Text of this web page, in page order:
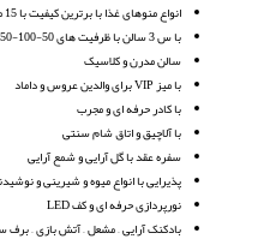
انواع منوهای غذا با برترین کیفیت با 15 منو
با س 3 سالن با ظرفیت های 50-100-150 میهمان
سالن مدرن و کلاسیک
با میز VIP برای والدین عروس و داماد
با کادر حرفه ای و مجرب
با آلاچیق و اتاق شام سنتی
سفره عقد با گل آرایی و شمع آرایی
پذیرایی با انواع میوه و شیرینی و
نورپردازی حرفه ای و کف LED
بادکنک آرایی – مشعل – آتش بازی – برف